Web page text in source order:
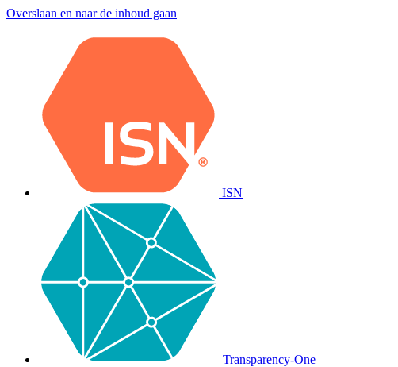
Overslaan en naar de inhoud gaan
ISN
Transparency-One